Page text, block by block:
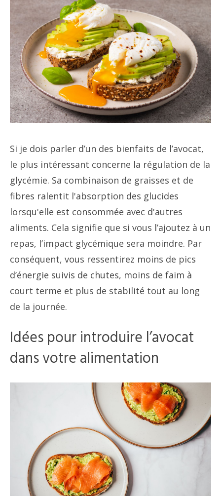
Si je dois parler d’un des bienfaits de l’avocat,
le plus intéressant concerne la régulation de la
glycémie. Sa combinaison de graisses et de
fibres ralentit l'absorption des glucides
lorsqu'elle est consommée avec d'autres
aliments. Cela signifie que si vous l’ajoutez à un
repas, l’impact glycémique sera moindre. Par
conséquent, vous ressentirez moins de pics
d’énergie suivis de chutes, moins de faim à
court terme et plus de stabilité tout au long
de la journée.
Idées pour introduire l’avocat
dans votre alimentation